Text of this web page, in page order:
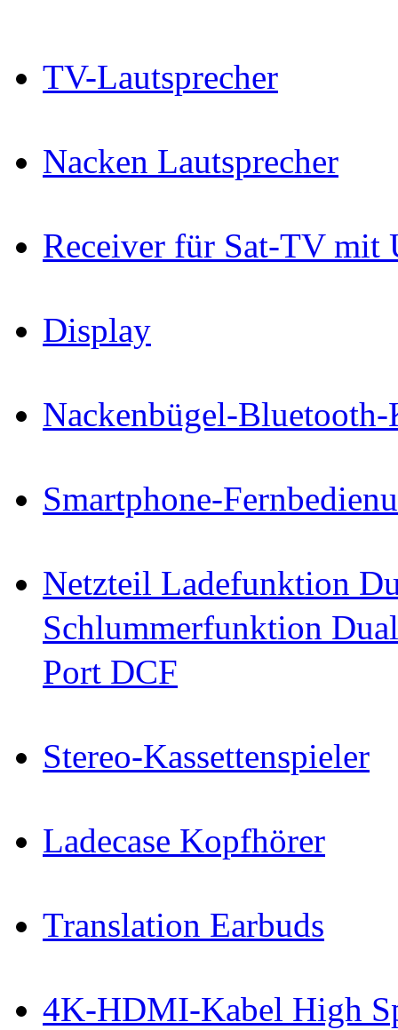
TV-Lautsprecher
Nacken Lautsprecher
Receiver für Sat-TV mit
Display
Nackenbügel-
Smartphone-
Netzteil Ladefunktion
Schlummerfunktion
Port DCF
Stereo-Kassettenspieler
Ladecase Kopfhörer
Translation Earbuds
4K-HDMI-Kabel High